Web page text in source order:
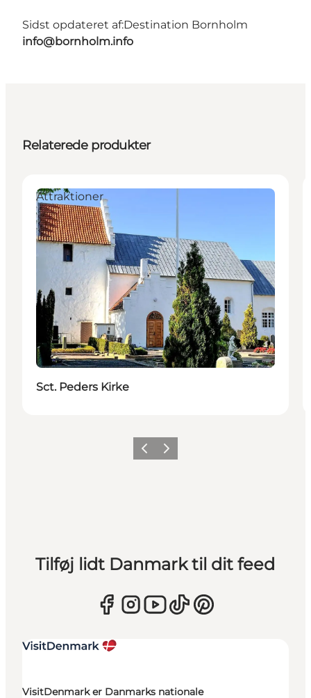
Sidst opdateret af:Destination Bornholm
info@bornholm.info
Relaterede produkter
Attraktioner
Sct. Peders Kirke
ForrigeNæste
Tilføj lidt Danmark til dit feed
VisitDenmark er Danmarks nationale